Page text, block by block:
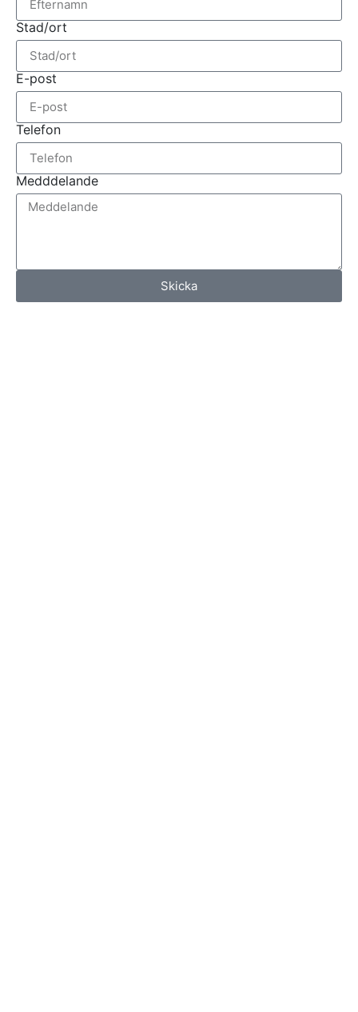
Stad/ort
E-post
Telefon
Medddelande
Skicka